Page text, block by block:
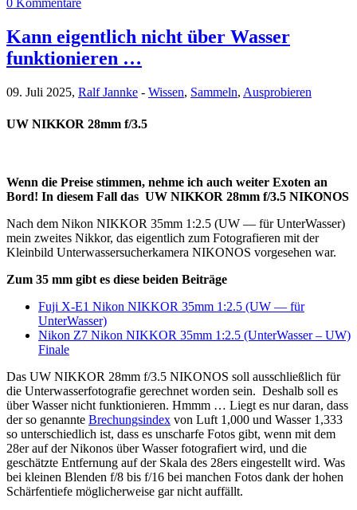
0 Kommentare
Kann eigentlich nicht über Wasser
funktionieren …
09. Juli 2025, Ralf Jannke - Wissen, Sammeln, Ausprobieren
UW NIKKOR 28mm f/3.5
Wenn die Preise stimmen, nehme ich auch weiter Exoten an
Bord! In diesem Fall das UW NIKKOR 28mm f/3.5 NIKONOS
Nach dem Nikon NIKKOR 35mm 1:2.5 (UW — für UnterWasser)
mein zweites Nikkor, das eigentlich zum Fotografieren mit der
Kleinbild Unterwassersucherkamera NIKONOS vorgesehen war.
Zum 35 mm gibt es diese beiden Beiträge
Fuji X-E1 Nikon NIKKOR 35mm 1:2.5 (UW — für
UnterWasser)
Nikon Z7 Nikon NIKKOR 35mm 1:2.5 (UnterWasser – UW)
Finale
Das UW NIKKOR 28mm f/3.5 NIKONOS soll ausschließlich für
die Unterwasserfotografie gerechnet worden sein. Deshalb soll es
über Wasser nicht funktionieren. Hmmm … Liegt es nur daran, dass
der so genannte Brechungsindex von Luft 1,000 und Wasser 1,333
so unterschiedlich ist, dass es unscharfe Fotos gibt, wenn mit dem
28er auf der Nikonos über Wasser fotografiert wird, und die
geschätzte Entfernung auf der Skala des 28ers eingestellt wird. Was
bei kleinen Blenden f/8 bis f/16 bei manchen Fotos dank der hohen
Schärfentiefe möglicherweise gar nicht auffällt.